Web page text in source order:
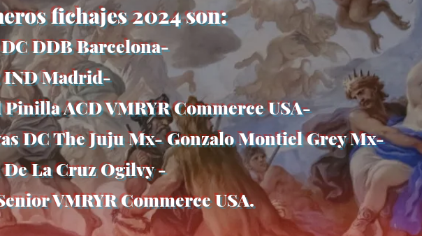
fichajes 2024 son:
DDB Barcelona-
IND Madrid-
ACD VMRYR Commerce USA-
DC The Juju Mx- Gonzalo Montiel Grey Mx-
La Cruz Ogilvy -
VMRYR Commerce USA.